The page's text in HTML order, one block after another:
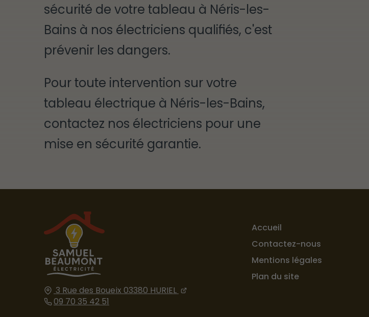
sécurité de votre tableau à Néris-les-
Bains à nos électriciens qualifiés, c'est
prévenir les dangers.
Pour toute intervention sur votre
tableau électrique à Néris-les-Bains,
contactez nos électriciens pour une
mise en sécurité garantie.
3 Rue des Boueix 03380 HURIEL
09 70 35 42 51
Accueil
Contactez-nous
Mentions légales
Plan du site